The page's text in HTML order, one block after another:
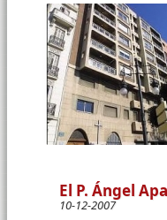
El P. Ángel
10-12-2007